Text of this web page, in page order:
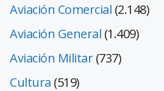
Aviación Comercial (2.148)
Aviación General (1.409)
Aviación Militar(737)
Cultura (519)